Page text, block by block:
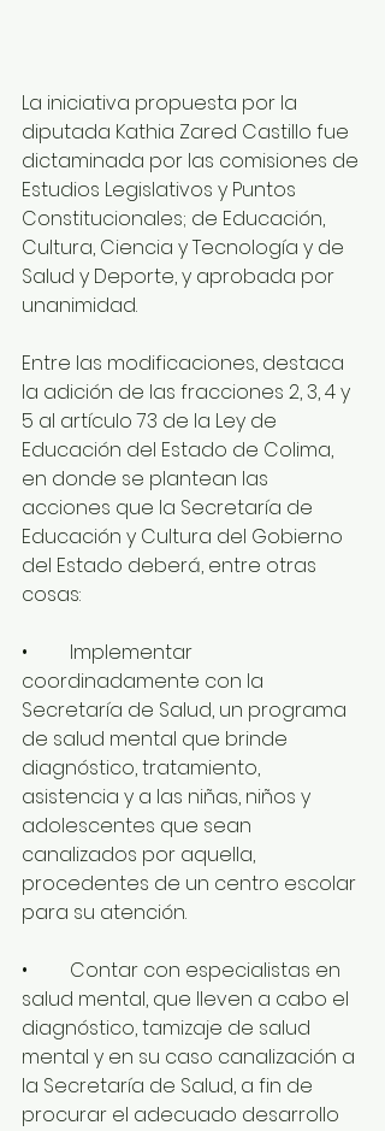
La iniciativa propuesta por la
diputada Kathia Zared Castillo fue
dictaminada por las comisiones de
Estudios Legislativos y Puntos
Constitucionales; de Educación,
Cultura, Ciencia y Tecnología y de
Salud y Deporte, y aprobada por
unanimidad.
Entre las modificaciones, destaca
la adición de las fracciones 2, 3, 4 y
5 al artículo 73 de la Ley de
Educación del Estado de Colima,
en donde se plantean las
acciones que la Secretaría de
Educación y Cultura del Gobierno
del Estado deberá, entre otras
cosas:
•	Implementar
coordinadamente con la
Secretaría de Salud, un programa
de salud mental que brinde
diagnóstico, tratamiento,
asistencia y a las niñas, niños y
adolescentes que sean
canalizados por aquella,
procedentes de un centro escolar
para su atención.
•	Contar con especialistas en
salud mental, que lleven a cabo el
diagnóstico, tamizaje de salud
mental y en su caso canalización a
la Secretaría de Salud, a fin de
procurar el adecuado desarrollo